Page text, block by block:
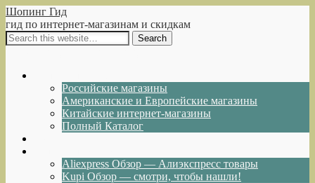
Шопинг Гид
гид по интернет-магазинам и скидкам
Российские магазины
Американские и Европейские магазины
Китайские интернет-магазины
Полный Каталог
Aliexpress Обзор — Алиэкспресс товары
Kupi Обзор — смотри, чтобы нашли!